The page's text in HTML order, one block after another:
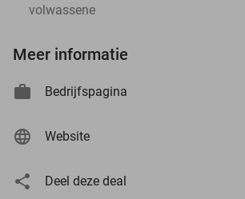
volwassene
Meer informatie
Bedrijfspagina
Website
Deel deze deal